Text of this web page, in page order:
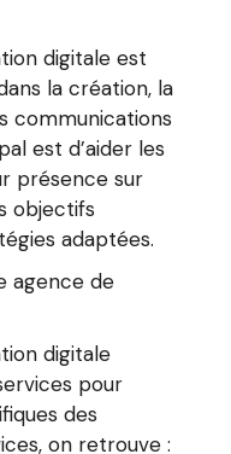
digitale est
la création, la
communications
est d’aider les
présence sur
objectifs
adaptées.
agence de
digitale
pour
des
on retrouve :